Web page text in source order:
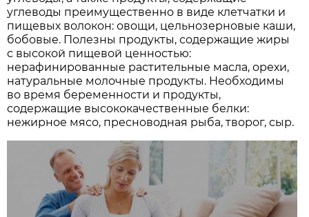
углеводы преимущественно в виде клетчатки и
пищевых волокон: овощи, цельнозерновые каши,
бобовые. Полезны продукты, содержащие жиры
с высокой пищевой ценностью:
нерафинированные растительные масла, орехи,
натуральные молочные продукты. Необходимы
во время беременности и продукты,
содержащие высококачественные белки:
нежирное мясо, пресноводная рыба, творог, сыр.